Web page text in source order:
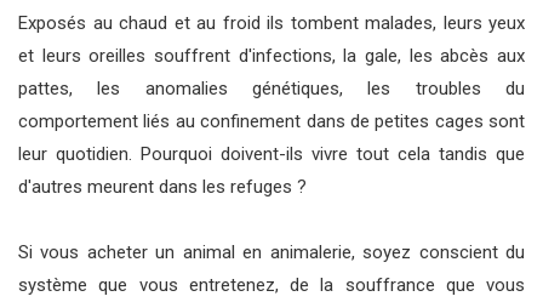
Exposés au chaud et au froid ils tombent malades, leurs yeux
et leurs oreilles souffrent d'infections, la gale, les abcès aux
pattes, les anomalies génétiques, les troubles du
comportement liés au confinement dans de petites cages sont
leur quotidien. Pourquoi doivent-ils vivre tout cela tandis que
d'autres meurent dans les refuges ?
Si vous acheter un animal en animalerie, soyez conscient du
système que vous entretenez, de la souffrance que vous